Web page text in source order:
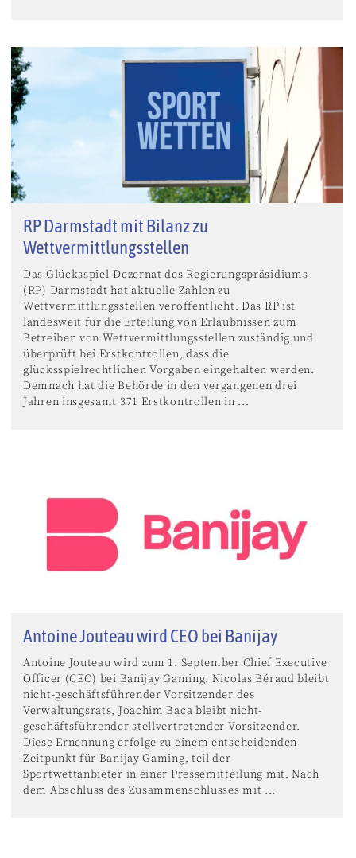
RP Darmstadt mit Bilanz zu
Wettvermittlungsstellen
Das Glücksspiel-Dezernat des Regierungspräsidiums
(RP) Darmstadt hat aktuelle Zahlen zu
Wettvermittlungsstellen veröffentlicht. Das RP ist
landesweit für die Erteilung von Erlaubnissen zum
Betreiben von Wettvermittlungsstellen zuständig und
überprüft bei Erstkontrollen, dass die
glücksspielrechtlichen Vorgaben eingehalten werden.
Demnach hat die Behörde in den vergangenen drei
Jahren insgesamt 371 Erstkontrollen in ...
Antoine Jouteau wird CEO bei Banijay
Antoine Jouteau wird zum 1. September Chief Executive
Officer (CEO) bei Banijay Gaming. Nicolas Béraud bleibt
nicht-geschäftsführender Vorsitzender des
Verwaltungsrats, Joachim Baca bleibt nicht-
geschäftsführender stellvertretender Vorsitzender.
Diese Ernennung erfolge zu einem entscheidenden
Zeitpunkt für Banijay Gaming, teil der
Sportwettanbieter in einer Pressemitteilung mit. Nach
dem Abschluss des Zusammenschlusses mit ...